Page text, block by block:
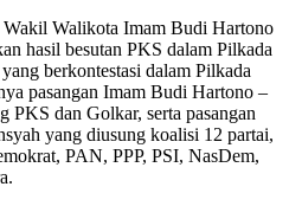
Walikota Imam Budi Hartono
hasil besutan PKS dalam Pilkada
berkontestasi dalam Pilkada
pasangan Imam Budi Hartono –
PKS dan Golkar, serta pasangan
yang diusung koalisi 12 partai,
PAN, PPP, PSI, NasDem,